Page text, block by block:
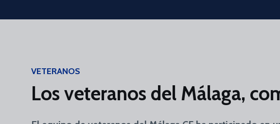
Skip to main content
VETERANOS
Los veteranos del Málaga,